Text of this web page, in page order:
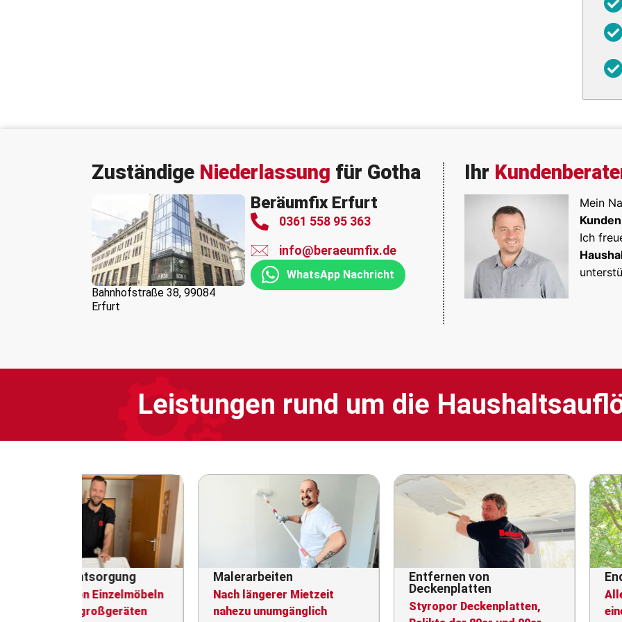
Zuständige Niederlassung für Gotha
Bahnhofstraße 38, 99084
Erfurt
Beräumfix Erfurt
0361 558 95 363
info@beraeumfix.de
WhatsApp Nachricht
Ihr
Mein
Ich
Leistungen rund um die
Haushaltsauflösung
Alles von Kontaktaufnahme
bis Übergabe
Altmöbelentsorgung
Abholung von Einzelmöbeln
und Elektrogroßgeräten
Malerarbeiten
Nach längerer Mietzeit
nahezu unumgänglich